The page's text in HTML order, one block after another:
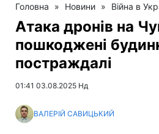
Головна » Новини » Війна в
Атака дронів на
пошкоджені
постраждалі
01:41 03.08.2025 Нд
ВАЛЕРІЙ САВИЦЬКИЙ